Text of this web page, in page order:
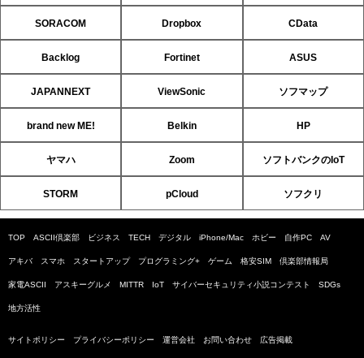
SORACOM Dropbox CData
Backlog Fortinet ASUS
JAPANNEXT ViewSonic ソフマップ
brand new ME! Belkin HP
ヤマハ Zoom ソフトバンクのIoT
STORM pCloud ソフクリ
TOP ASCII倶楽部 ビジネス TECH デジタル iPhone/Mac ホビー 自作PC AV
アキバ スマホ スタートアップ プログラミング+ ゲーム 格安SIM 倶楽部情報局
家電ASCII アスキーグルメ MITTR IoT サイバーセキュリティ小説コンテスト SDGs
地方活性
サイトポリシー プライバシーポリシー 運営会社 お問い合わせ 広告掲載